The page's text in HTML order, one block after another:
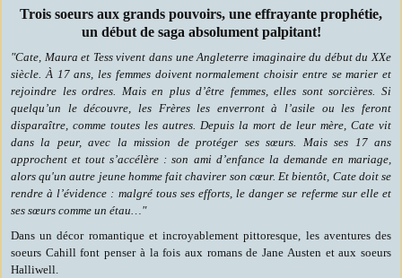
Trois soeurs aux grands pouvoirs, une effrayante prophétie,
un début de saga absolument palpitant!
"Cate, Maura et Tess vivent dans une Angleterre imaginaire du début du XXe
siècle. À 17 ans, les femmes doivent normalement choisir entre se marier et
rejoindre les ordres. Mais en plus d’être femmes, elles sont sorcières. Si
quelqu’un le découvre, les Frères les enverront à l’asile ou les feront
disparaître, comme toutes les autres. Depuis la mort de leur mère, Cate vit
dans la peur, avec la mission de protéger ses sœurs. Mais ses 17 ans
approchent et tout s’accélère : son ami d’enfance la demande en mariage,
alors qu'un autre jeune homme fait chavirer son cœur. Et bientôt, Cate doit se
rendre à l’évidence : malgré tous ses efforts, le danger se referme sur elle et
ses sœurs comme un étau…"
Dans un décor romantique et incroyablement pittoresque, les aventures des
soeurs Cahill font penser à la fois aux romans de Jane Austen et aux soeurs
Halliwell.